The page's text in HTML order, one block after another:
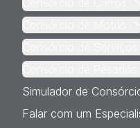
Simulador de
Falar com um